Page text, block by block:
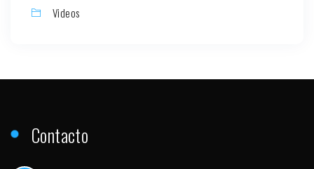
Videos
Contacto